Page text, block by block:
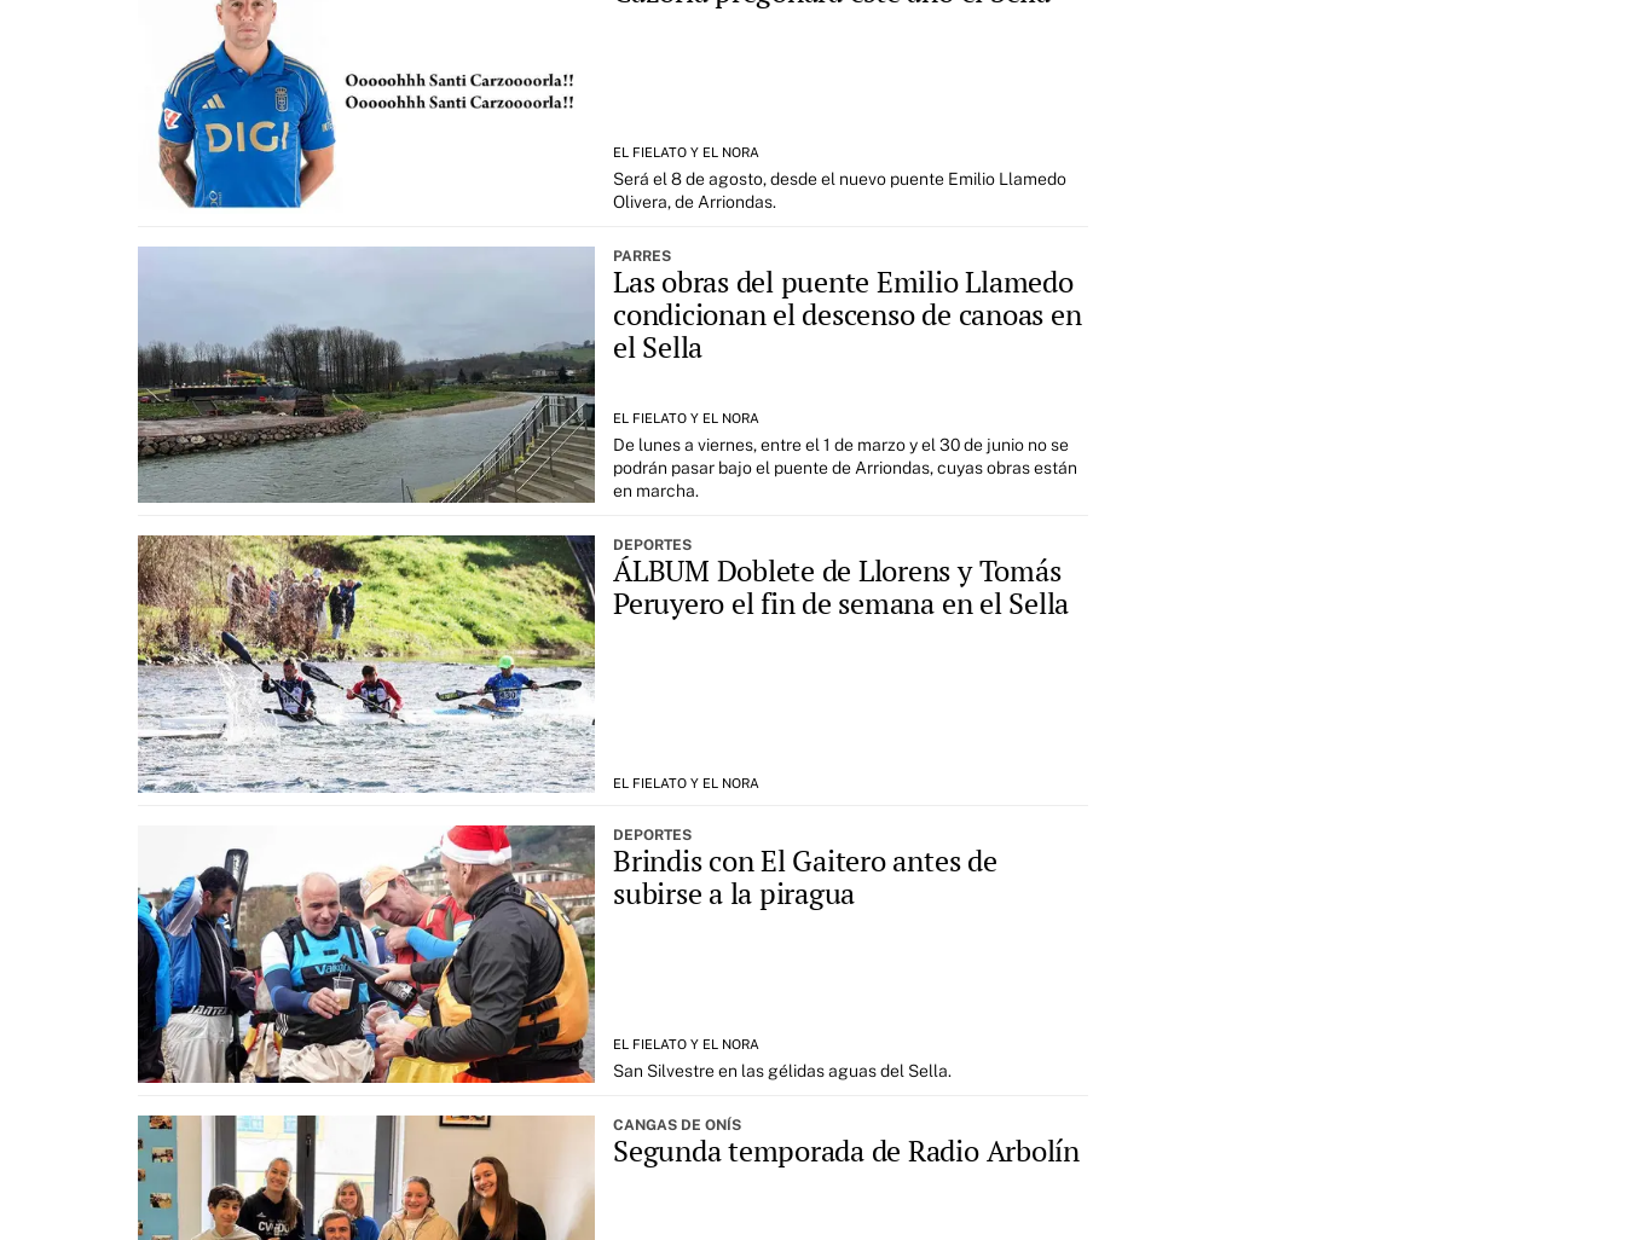
EL FIELATO Y EL NORA
Será el 8 de agosto, desde el nuevo puente Emilio Llamedo
Olivera, de Arriondas.
PARRES
Las obras del puente Emilio Llamedo
condicionan el descenso de canoas en
el Sella
EL FIELATO Y EL NORA
De lunes a viernes, entre el 1 de marzo y el 30 de junio no se
podrán pasar bajo el puente de Arriondas, cuyas obras están
en marcha.
DEPORTES
ÁLBUM Doblete de Llorens y Tomás
Peruyero el fin de semana en el Sella
EL FIELATO Y EL NORA
DEPORTES
Brindis con El Gaitero antes de
subirse a la piragua
EL FIELATO Y EL NORA
San Silvestre en las gélidas aguas del Sella.
CANGAS DE ONÍS
Segunda temporada de Radio Arbolín